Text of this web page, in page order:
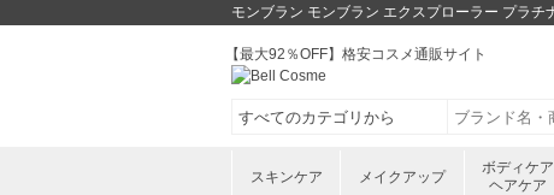
モンブラン モンブラン エクスプローラー プラ
【最大92％OFF】格安コスメ通販サイト
スキンケア メイクアップ
ボディケア
ヘアケア